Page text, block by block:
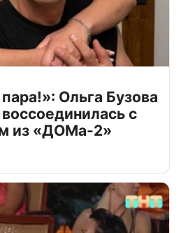
Ольга Бузова
с
из «ДОМа-2»